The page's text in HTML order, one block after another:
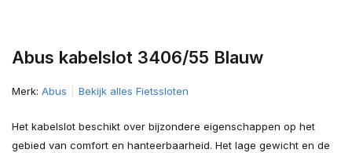
Abus kabelslot 3406/55 Blauw
Merk: Abus Bekijk alles Fietssloten
Het kabelslot beschikt over bijzondere eigenschappen op het
gebied van comfort en hanteerbaarheid. Het lage gewicht en de